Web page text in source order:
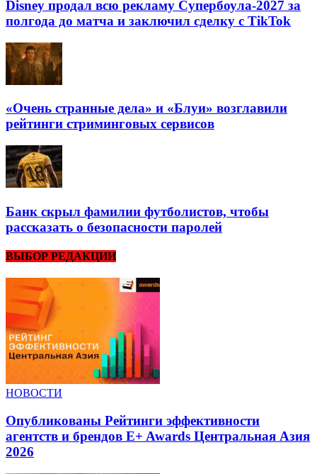
Disney продал всю рекламу Супербоула-2027 за
полгода до матча и заключил сделку с TikTok
«Очень странные дела» и «Блуи» возглавили
рейтинги стриминговых сервисов
Банк скрыл фамилии футболистов, чтобы
рассказать о безопасности паролей
ВЫБОР РЕДАКЦИИ
НОВОСТИ
Опубликованы Рейтинги эффективности
агентств и брендов E+ Awards Центральная Азия
2026